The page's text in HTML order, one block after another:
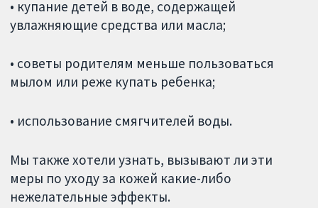
• купание детей в воде, содержащей
увлажняющие средства или масла;
• советы родителям меньше пользоваться
мылом или реже купать ребенка;
• использование смягчителей воды.
Мы также хотели узнать, вызывают ли эти
меры по уходу за кожей какие-либо
нежелательные эффекты.